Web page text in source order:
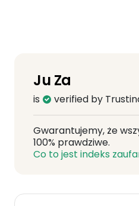
Ju Za
is verified by
Gwarantujemy, że
100% prawdziwe.
Co to jest indeks